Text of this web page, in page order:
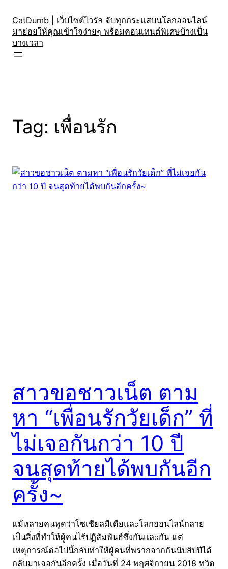
content
CatDumb | เว็บไซต์ไวรัล จับทุกกระแสบนโลกออนไลน์
มาย่อยให้คุณเข้าใจง่ายๆ พร้อมคอนเทนต์พิเศษบ้างเป็น
บางเวลา
Tag: เพื่อนรัก
สาวขอชาวเน็ต ตาม
หา “เพื่อนรักวัยเด็ก” ที่
ไม่เจอกันกว่า 10 ปี
จนสุดท้ายได้พบกันอีก
ครั้ง~
แม้หลายคนพูดว่าโซเชียลมีเดียและโลกออนไลน์กลาย
เป็นสิ่งที่ทำให้ผู้คนไร้ปฏิสัมพันธ์ซึ่งกันและกัน แต่
เหตุการณ์ต่อไปนี้กลับทำให้ผู้คนที่พรากจากกันนับสิบปีได้
กลับมาเจอกันอีกครั้ง เมื่อวันที่ 24 พฤศจิกายน 2018 ทวิต